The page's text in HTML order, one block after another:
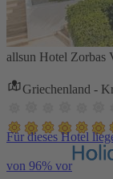
allsun Hotel Zorbas
Griechenland -
Für dieses Hotel
von 96% vor